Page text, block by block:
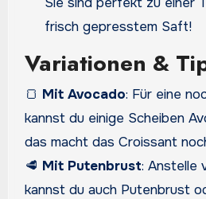
frisch gepresstem Saft!
Variationen &
🍞 Mit Avocado: Für eine
kannst du einige Scheiben
das macht das Croissant
🥩 Mit Putenbrust: Anstelle
kannst du auch Putenbrust